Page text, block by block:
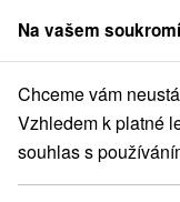
člen skupinySorger
Atrakce na
Pamätníky
Na vašem
Chceme vám
Vzhledem k platné
souhlas s